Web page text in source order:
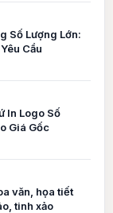
Số Lượng Lớn:
Cầu
In Logo Số
Giá Gốc
văn, họa tiết
tinh xảo